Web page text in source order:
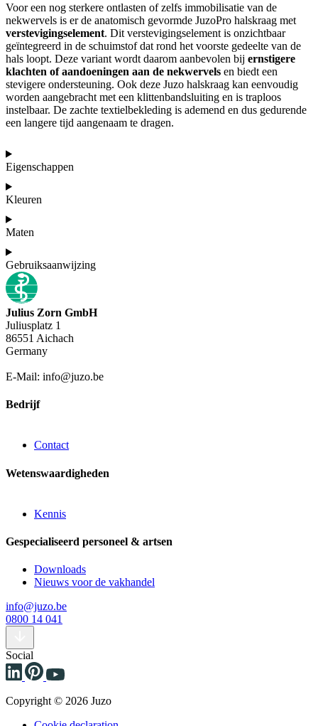
Voor een nog sterkere ontlasten of zelfs immobilisatie van de
nekwervels is er de anatomisch gevormde JuzoPro halskraag met
verstevigingselement. Dit verstevigingselement is onzichtbaar
geïntegreerd in de schuimstof dat rond het voorste gedeelte van de
hals loopt. Deze variant wordt daarom aanbevolen bij ernstigere
klachten of aandoeningen aan de nekwervels en biedt een
stevigere ondersteuning. Ook deze Juzo halskraag kan eenvoudig
worden aangebracht met een klittenbandsluiting en is traploos
instelbaar. De zachte textielbekleding is ademend en dus gedurende
een langere tijd aangenaam te dragen.
Eigenschappen
Kleuren
Maten
Gebruiksaanwijzing
Julius Zorn GmbH
Juliusplatz 1
86551 Aichach
Germany
E-Mail: info@juzo.be
Bedrijf
Contact
Wetenswaardigheden
Kennis
Gespecialiseerd personeel & artsen
Downloads
Nieuws voor de vakhandel
info@juzo.be
0800 14 041
Social
Copyright © 2026 Juzo